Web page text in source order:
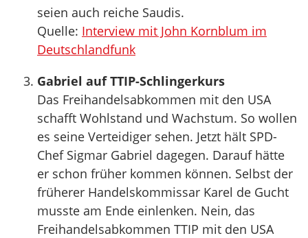
seien auch reiche Saudis.
Quelle: Interview mit John Kornblum im
Deutschlandfunk
Gabriel auf TTIP-Schlingerkurs
Das Freihandelsabkommen mit den USA
schafft Wohlstand und Wachstum. So wollen
es seine Verteidiger sehen. Jetzt hält SPD-
Chef Sigmar Gabriel dagegen. Darauf hätte
er schon früher kommen können. Selbst der
früherer Handelskommissar Karel de Gucht
musste am Ende einlenken. Nein, das
Freihandelsabkommen TTIP mit den USA